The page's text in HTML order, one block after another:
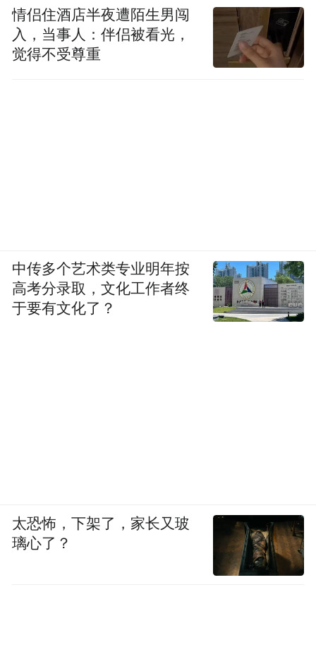
情侣住酒店半夜遭陌生男闯
入，当事人：伴侣被看光，
觉得不受尊重
中传多个艺术类专业明年按
高考分录取，文化工作者终
于要有文化了？
太恐怖，下架了，家长又玻
璃心了？